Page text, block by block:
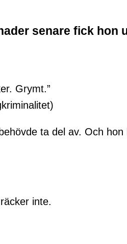
senare fick hon
Grymt.”
ta del av. Och hon
inte.